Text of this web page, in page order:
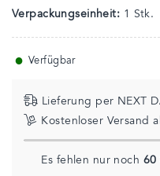
Verpackungseinheit: 1 Stk.
● Verfügbar
Lieferung per NEXT
Kostenloser Versand
Es fehlen nur noch 60